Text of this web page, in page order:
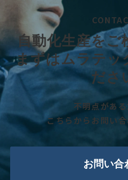
自動化生産をご
まずはムラテッ
ださ
不明点がある
こちらからお問い
お問い合